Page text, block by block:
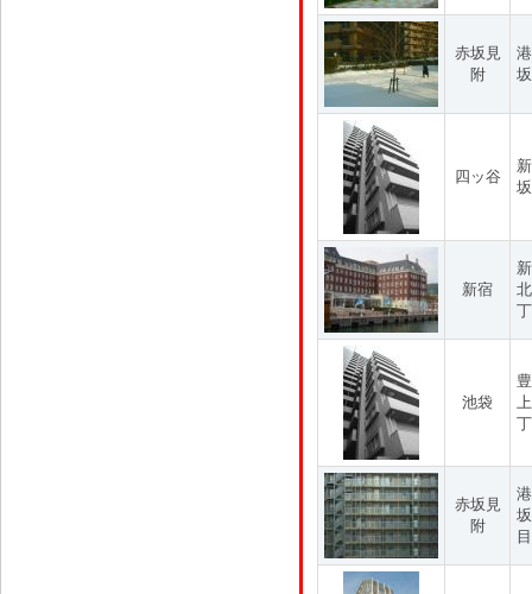
赤坂見
附
四ッ谷
新宿
池袋
赤坂見
附
目